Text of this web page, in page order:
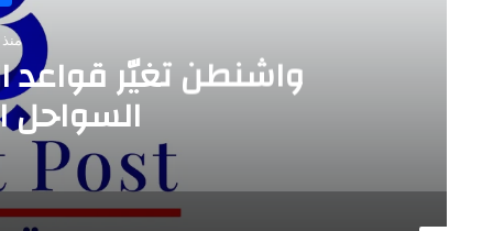
منذ 3 أسابيع
واشنطن تغيّر قواعد
السواحل